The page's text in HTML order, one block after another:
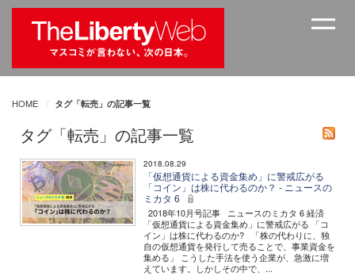
HOME タグ「転売」の記事一覧
タグ「転売」の記事一覧
2018.08.29
「仮想通貨による資金集め」に警戒広がる
「コイン」は株に代わるのか？ - ニュースの
ミカタ 6
2018年10月号記事 ニュースのミカタ 6 経済
「仮想通貨による資金集め」に警戒広がる 「コ
イン」は株に代わるのか? 「株の代わりに、独
自の仮想通貨を発行して売ることで、事業資金を
集める」 こうした手法を使う企業が、急激に増
えています。しかしその中で、...